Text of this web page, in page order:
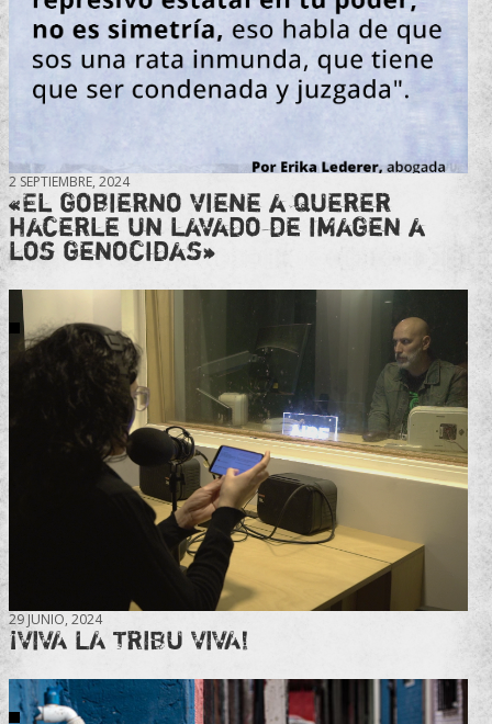
2 SEPTIEMBRE, 2024
«El gobierno viene a querer
hacerle un lavado de imagen a
los genocidas»
29 JUNIO, 2024
¡VIVA LA TRIBU VIVA!